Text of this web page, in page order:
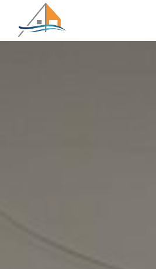
Panneau de gestion des cookies